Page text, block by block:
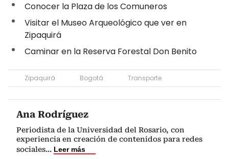
Conocer la Plaza de los Comuneros
Visitar el Museo Arqueológico que ver en
Zipaquirá
Caminar en la Reserva Forestal Don Benito
Zipaquirá Bogotá Transporte
Ana Rodríguez
Periodista de la Universidad del Rosario, con
experiencia en creación de contenidos para redes
sociales... Leer más